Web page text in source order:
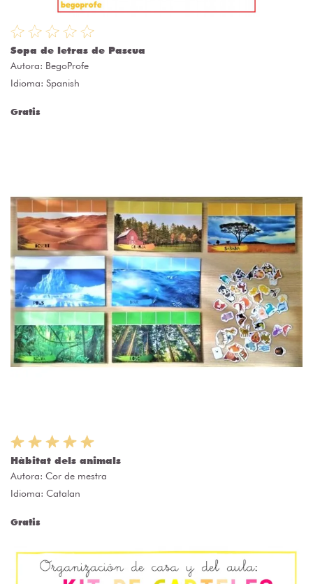
Sopa de letras de Pascua
Autora: BegoProfe
Idioma: Spanish
Gratis
Hàbitat dels animals
Autora: Cor de mestra
Idioma: Catalan
Gratis